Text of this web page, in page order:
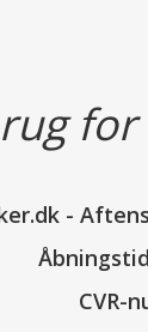
-
CVR-